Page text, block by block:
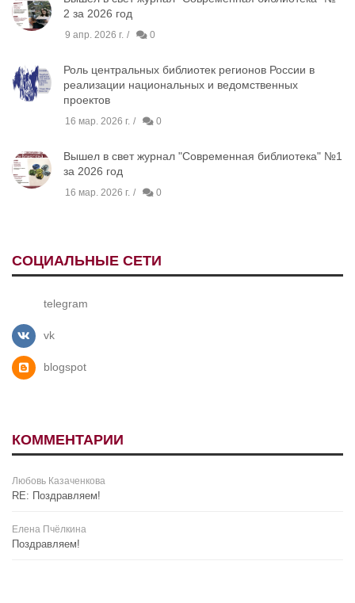
2 за 2026 год
9 апр. 2026 г. 0
Роль центральных библиотек регионов России в
реализации национальных и ведомственных
проектов
16 мар. 2026 г. 0
Вышел в свет журнал "Современная библиотека" №1
за 2026 год
16 мар. 2026 г. 0
СОЦИАЛЬНЫЕ СЕТИ
telegram
vk
blogspot
КОММЕНТАРИИ
Любовь Казаченкова
RE: Поздравляем!
Елена Пчёлкина
Поздравляем!